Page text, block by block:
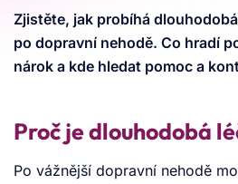
Zjistěte, jak probíhá
po dopravní nehodě. Co hradí
nárok a kde hledat pomoc a
Proč je dlouhodobá
Po vážnější dopravní nehodě